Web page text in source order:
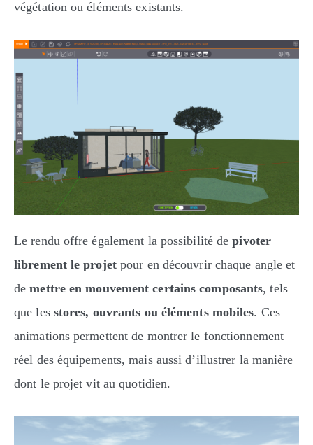
végétation ou éléments existants.
Le rendu offre également la possibilité depivoter
librement le projetpour en découvrir chaque angle et
demettre en mouvement certains composants, tels
que les stores, ouvrants ou éléments mobiles. Ces
animations permettent de montrer le fonctionnement
réel des équipements, mais aussi d’illustrer la manière
dont le projet vit au quotidien.